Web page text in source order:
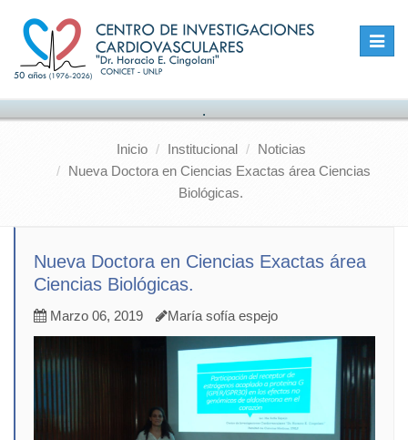
Toggle
.
Inicio Institucional
Noticias
Nueva Doctora en Ciencias Exactas área Ciencias
Biológicas.
Nueva Doctora en Ciencias Exactas área
Ciencias Biológicas.
Marzo 06, 2019 María sofía espejo